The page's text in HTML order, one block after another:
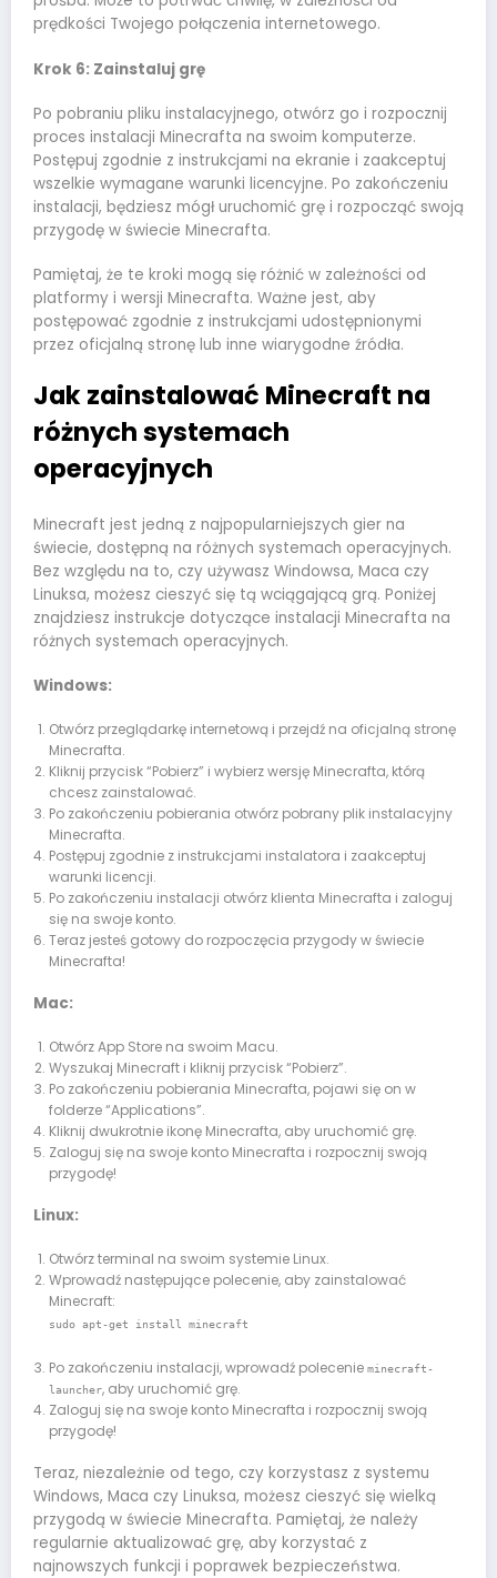
prędkości Twojego połączenia internetowego.
Krok 6: Zainstaluj grę
Po pobraniu pliku instalacyjnego, otwórz go i rozpocznij
proces instalacji Minecrafta na swoim komputerze.
Postępuj zgodnie z instrukcjami na ekranie i zaakceptuj
wszelkie wymagane warunki licencyjne. Po zakończeniu
instalacji, będziesz mógł uruchomić grę i rozpocząć swoją
przygodę w świecie Minecrafta.
Pamiętaj, że te kroki mogą się różnić w zależności od
platformy i wersji Minecrafta. Ważne jest, aby
postępować zgodnie z instrukcjami udostępnionymi
przez oficjalną stronę lub inne wiarygodne źródła.
Jak zainstalować Minecraft na
różnych systemach
operacyjnych
Minecraft jest jedną z najpopularniejszych gier na
świecie, dostępną na różnych systemach operacyjnych.
Bez względu na to, czy używasz Windowsa, Maca czy
Linuksa, możesz cieszyć się tą wciągającą grą. Poniżej
znajdziesz instrukcje dotyczące instalacji Minecrafta na
różnych systemach operacyjnych.
Windows:
Otwórz przeglądarkę internetową i przejdź na oficjalną stronę
Minecrafta.
Kliknij przycisk “Pobierz” i wybierz wersję Minecrafta, którą
chcesz zainstalować.
Po zakończeniu pobierania otwórz pobrany plik instalacyjny
Minecrafta.
Postępuj zgodnie z instrukcjami instalatora i zaakceptuj
warunki licencji.
Po zakończeniu instalacji otwórz klienta Minecrafta i zaloguj
się na swoje konto.
Teraz jesteś gotowy do rozpoczęcia przygody w świecie
Minecrafta!
Mac:
Otwórz App Store na swoim Macu.
Wyszukaj Minecraft i kliknij przycisk “Pobierz”.
Po zakończeniu pobierania Minecrafta, pojawi się on w
folderze “Applications”.
Kliknij dwukrotnie ikonę Minecrafta, aby uruchomić grę.
Zaloguj się na swoje konto Minecrafta i rozpocznij swoją
przygodę!
Linux:
Otwórz terminal na swoim systemie Linux.
Wprowadź następujące polecenie, aby zainstalować
Minecraft:
sudo apt-get install minecraft
Po zakończeniu instalacji, wprowadź polecenie minecraft-
launcher, aby uruchomić grę.
Zaloguj się na swoje konto Minecrafta i rozpocznij swoją
przygodę!
Teraz, niezależnie od tego, czy korzystasz z systemu
Windows, Maca czy Linuksa, możesz cieszyć się wielką
przygodą w świecie Minecrafta. Pamiętaj, że należy
regularnie aktualizować grę, aby korzystać z
najnowszych funkcji i poprawek bezpieczeństwa.